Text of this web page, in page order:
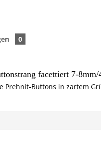
0
facettiert 7-
Prehnit-Buttons in zartem